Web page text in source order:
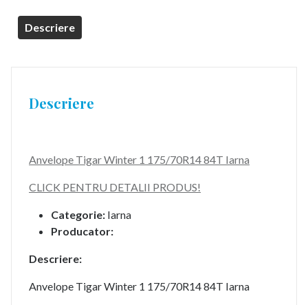
Descriere
Descriere
Anvelope Tigar Winter 1 175/70R14 84T Iarna
CLICK PENTRU DETALII PRODUS!
Categorie: Iarna
Producator:
Descriere:
Anvelope Tigar Winter 1 175/70R14 84T Iarna